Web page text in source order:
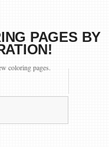
PAGES BY
coloring pages.